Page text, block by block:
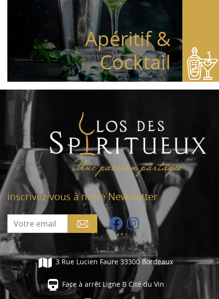
Apéritif &
Cocktail
inscrivez-vous à notre Newsletter
3 Rue Lucien Faure 33300 Bordeaux
Face à arrêt Ligne B Cité du Vin